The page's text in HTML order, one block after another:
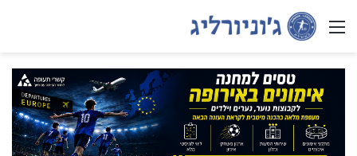
Menu